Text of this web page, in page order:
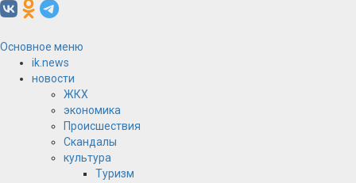
Основное меню
ik.news
новости
ЖКХ
экономика
Происшествия
Скандалы
культура
Туризм